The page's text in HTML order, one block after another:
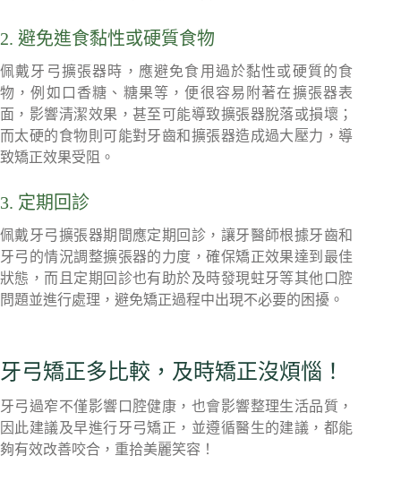
2. 避免進食黏性或硬質食物
佩戴牙弓擴張器時，應避免食用過於黏性或硬質的食
物，例如口香糖、糖果等，便很容易附著在擴張器表
面，影響清潔效果，甚至可能導致擴張器脫落或損壞；
而太硬的食物則可能對牙齒和擴張器造成過大壓力，導
致矯正效果受阻。
3. 定期回診
佩戴牙弓擴張器期間應定期回診，讓牙醫師根據牙齒和
牙弓的情況調整擴張器的力度，確保矯正效果達到最佳
狀態，而且定期回診也有助於及時發現蛀牙等其他口腔
問題並進行處理，避免矯正過程中出現不必要的困擾。
牙弓矯正多比較，及時矯正沒煩惱！
牙弓過窄不僅影響口腔健康，也會影響整理生活品質，
因此建議及早進行牙弓矯正，並遵循醫生的建議，都能
夠有效改善咬合，重拾美麗笑容！